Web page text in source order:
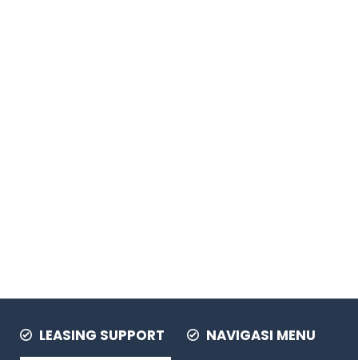
LEASING SUPPORT NAVIGASI MENU